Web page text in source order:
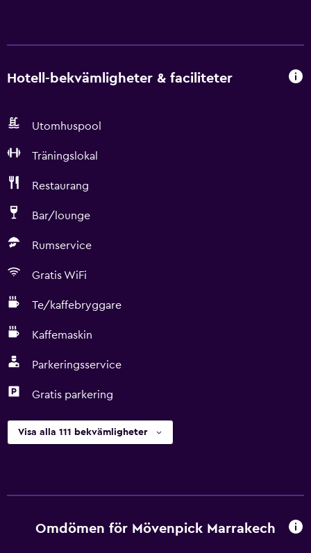
Hotell-bekvämligheter & faciliteter
Utomhuspool
Träningslokal
Restaurang
Bar/lounge
Rumservice
Gratis WiFi
Te/kaffebryggare
Kaffemaskin
Parkeringsservice
Gratis parkering
Visa alla 111 bekvämligheter
Omdömen för Mövenpick Marrakech